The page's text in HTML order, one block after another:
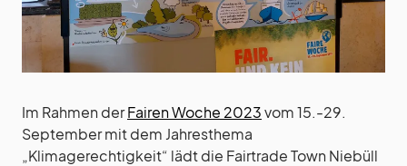
Im Rahmen derFairen Woche 2023vom 15.-29.
September mit dem Jahresthema
„Klimagerechtigkeit“ lädt die Fairtrade Town Niebüll